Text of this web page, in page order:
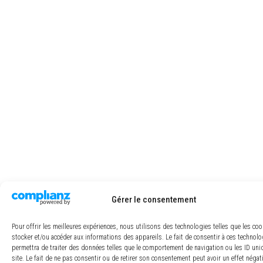
Gérer le consentement
Pour offrir les meilleures expériences, nous utilisons des technologies telles que les
stocker et/ou accéder aux informations des appareils. Le fait de consentir à ces
permettra de traiter des données telles que le comportement de navigation ou les ID
site. Le fait de ne pas consentir ou de retirer son consentement peut avoir un effet